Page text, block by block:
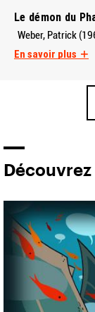
Le démon du
Weber, Patrick
En savoir plus